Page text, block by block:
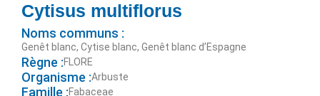
Cytisus multiflorus
Noms communs :
Genêt blanc, Cytise blanc, Genêt blanc d’Espagne
Règne :FLORE
Organisme :Arbuste
Famille :Fabaceae